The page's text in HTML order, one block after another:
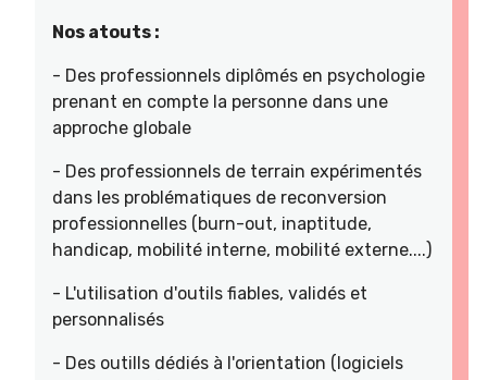
Nos atouts :
- Des professionnels diplômés en psychologie
prenant en compte la personne dans une
approche globale
- Des professionnels de terrain expérimentés
dans les problématiques de reconversion
professionnelles (burn-out, inaptitude,
handicap, mobilité interne, mobilité externe....)
- L'utilisation d'outils fiables, validés et
personnalisés
- Des outills dédiés à l'orientation (logiciels